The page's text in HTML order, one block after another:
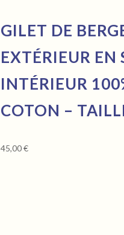
GILET DE
EXTÉRIEUR EN
INTÉRIEUR
COTON –
45,00€